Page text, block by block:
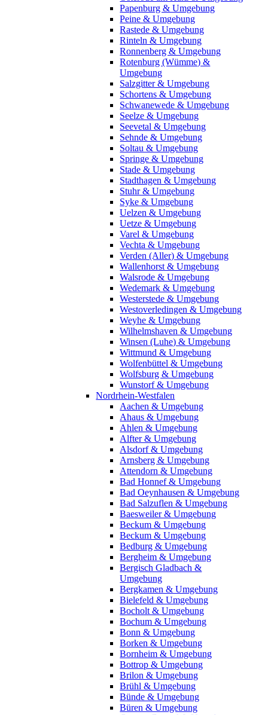
Papenburg & Umgebung
Peine & Umgebung
Rastede & Umgebung
Rinteln & Umgebung
Ronnenberg & Umgebung
Rotenburg (Wümme) &
Umgebung
Salzgitter & Umgebung
Schortens & Umgebung
Schwanewede & Umgebung
Seelze & Umgebung
Seevetal & Umgebung
Sehnde & Umgebung
Soltau & Umgebung
Springe & Umgebung
Stade & Umgebung
Stadthagen & Umgebung
Stuhr & Umgebung
Syke & Umgebung
Uelzen & Umgebung
Uetze & Umgebung
Varel & Umgebung
Vechta & Umgebung
Verden (Aller) & Umgebung
Wallenhorst & Umgebung
Walsrode & Umgebung
Wedemark & Umgebung
Westerstede & Umgebung
Westoverledingen & Umgebung
Weyhe & Umgebung
Wilhelmshaven & Umgebung
Winsen (Luhe) & Umgebung
Wittmund & Umgebung
Wolfenbüttel & Umgebung
Wolfsburg & Umgebung
Wunstorf & Umgebung
Nordrhein-Westfalen
Aachen & Umgebung
Ahaus & Umgebung
Ahlen & Umgebung
Alfter & Umgebung
Alsdorf & Umgebung
Arnsberg & Umgebung
Attendorn & Umgebung
Bad Honnef & Umgebung
Bad Oeynhausen & Umgebung
Bad Salzuflen & Umgebung
Baesweiler & Umgebung
Beckum & Umgebung
Beckum & Umgebung
Bedburg & Umgebung
Bergheim & Umgebung
Bergisch Gladbach &
Umgebung
Bergkamen & Umgebung
Bielefeld & Umgebung
Bocholt & Umgebung
Bochum & Umgebung
Bonn & Umgebung
Borken & Umgebung
Bornheim & Umgebung
Bottrop & Umgebung
Brilon & Umgebung
Brühl & Umgebung
Bünde & Umgebung
Büren & Umgebung